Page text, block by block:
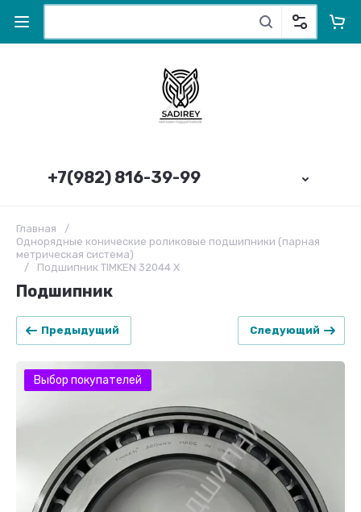
+7(982) 816-39-99
Главная
/
Однорядные конические роликовые подшипники (парная
метрическая система)
/
Подшипник TIMKEN 32044 X
Подшипник
Предыдущий Следующий
Выбор покупателей